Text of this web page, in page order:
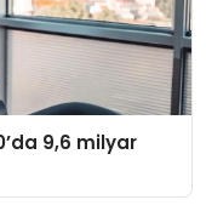
9,6 milyar